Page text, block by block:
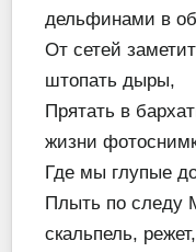
дельфинами в
От сетей
штопать дыры,
Прятать в
жизни
Где мы глупые
Плыть по следу
скальпель, режет,